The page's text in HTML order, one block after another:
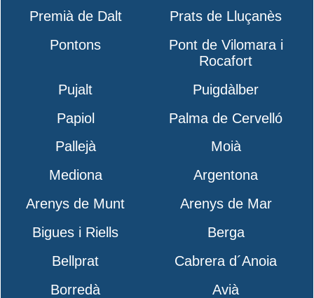
Premià de Dalt
Prats de Lluçanès
Pontons
Pont de Vilomara i
Rocafort
Pujalt
Puigdàlber
Papiol
Palma de Cervelló
Pallejà
Moià
Mediona
Argentona
Arenys de Munt
Arenys de Mar
Bigues i Riells
Berga
Bellprat
Cabrera d´Anoia
Borredà
Avià